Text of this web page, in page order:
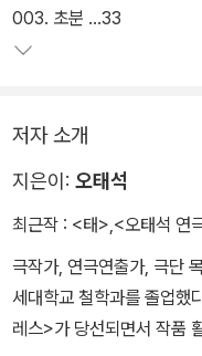
003. 초분 ...33
저자 소개
지은이: 오태석
최근작 : <태>,<오태석 연
극작가, 연극연출가, 극단 목화 대표.
세대학교 철학과를 졸업
레스>가 당선되면서 작품